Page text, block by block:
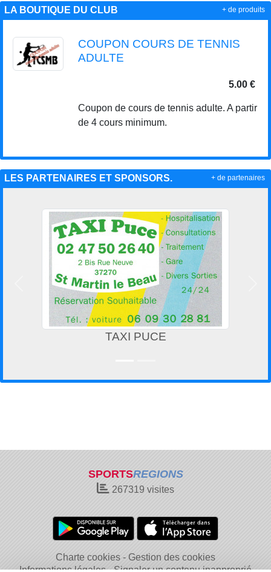
LA BOUTIQUE DU CLUB
COUPON COURS DE TENNIS
ADULTE
5.00 €
Coupon de cours de tennis adulte. A partir
de 4 cours minimum.
+ de produits
LES PARTENAIRES ET SPONSORS.
TAXI PUCE
Précedent
+ de partenaires
SPORTSREGIONS
267319 visites
Charte cookies
Gestion des cookies
Informations légales
Signaler un contenu inapproprié